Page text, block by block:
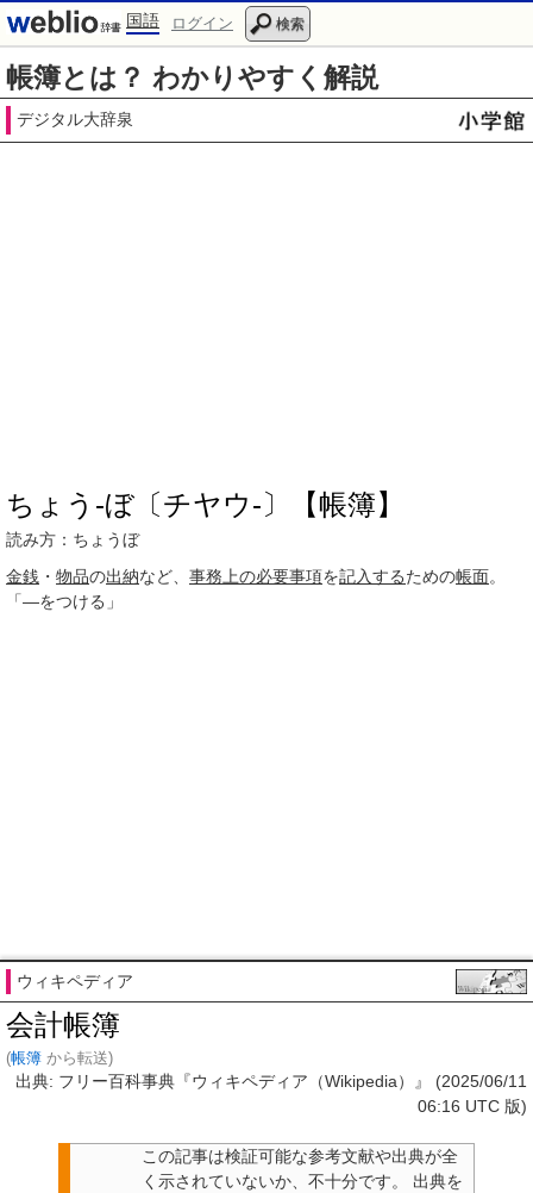
国語 ログイン 検索
帳簿とは？ わかりやすく解説
デジタル大辞泉
ちょう‐ぼ〔チヤウ‐〕【帳簿】
読み方：ちょうぼ
金銭 ・ 物品の出納など、 事務 上の必要事項を記入するための帳面。
「―をつける」
ウィキペディア
会計帳簿
(帳簿 から転送)
出典: フリー百科事典『ウィキペディア（Wikipedia）』 (2025/06/11
06:16 UTC 版)
この記事は検証可能な参考文献や出典が全
く示されていないか、不十分です。
出典を